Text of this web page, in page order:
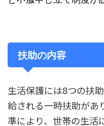
扶助の内容
生活保護には8つの扶
給される一時扶助があ
準により、世帯の生活